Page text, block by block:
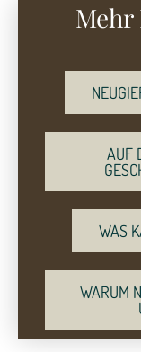
AUF
WAS
WARUM